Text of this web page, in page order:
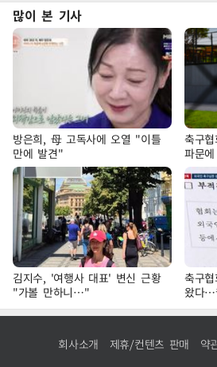
많이 본 기사
방은희, 母 고독사에 오열 "이틀
만에 발견"
축구
파문
김지수, '여행사 대표' 변신 근황
"가볼 만하니…"
축구
왔다…
회사소개 제휴/컨텐츠 판매 약